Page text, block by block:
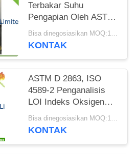
Terbakar Suhu
Pengapian Oleh ASTM
D1929
Bisa dinegosiasikan MOQ:1 set
KONTAK
ASTM D 2863, ISO
4589-2 Penganalisis
LOI Indeks Oksigen
Terbatas Otomatis
Bisa dinegosiasikan MOQ:1 set LOI Penganalisis Indeks Oksigen Terbatas
KONTAK